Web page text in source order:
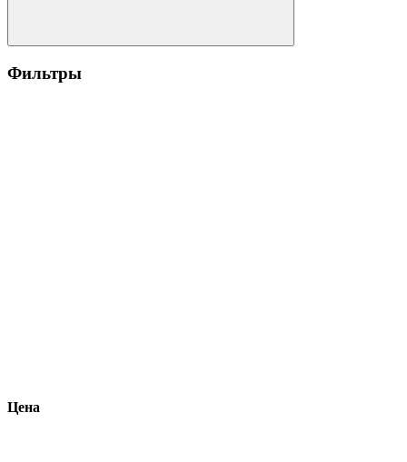
Фильтры
Цена